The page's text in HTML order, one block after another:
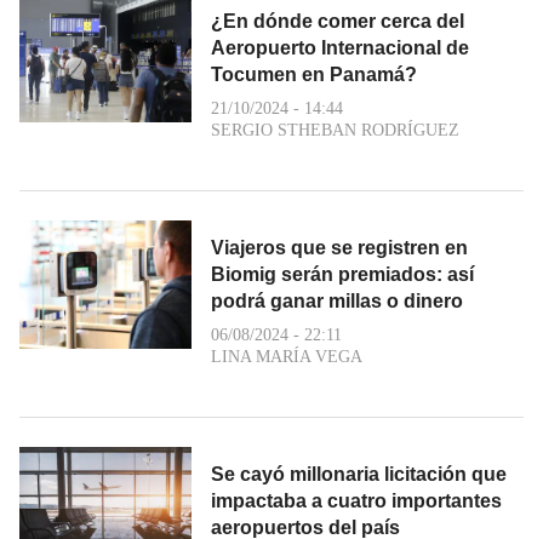
¿En dónde comer cerca del
Aeropuerto Internacional de
Tocumen en Panamá?
21/10/2024 - 14:44
SERGIO STHEBAN RODRÍGUEZ
Viajeros que se registren en
Biomig serán premiados: así
podrá ganar millas o dinero
06/08/2024 - 22:11
LINA MARÍA VEGA
Se cayó millonaria licitación que
impactaba a cuatro importantes
aeropuertos del país